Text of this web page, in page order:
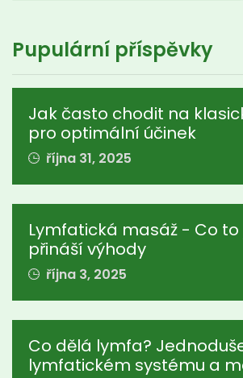
Pupulární příspěvky
Jak často chodit na
pro optimální účinek
října 31, 2025
Lymfatická masáž - Co to
přináší výhody
října 3, 2025
Co dělá lymfa?
lymfatickém systému a